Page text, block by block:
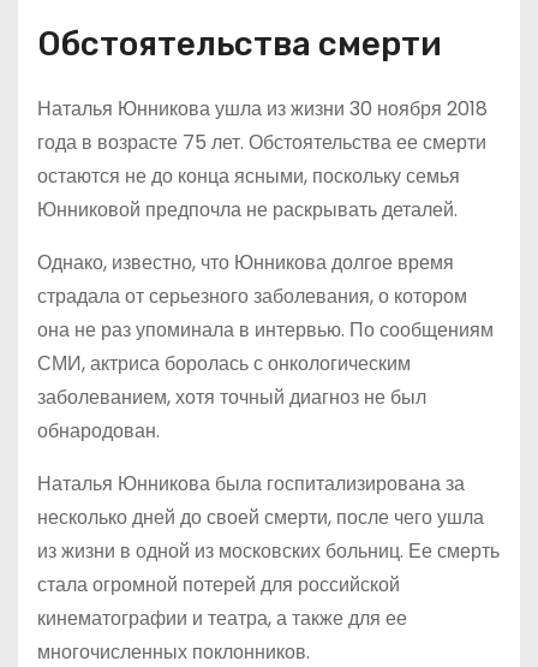
Обстоятельства смерти
Наталья Юнникова ушла из жизни 30 ноября 2018
года в возрасте 75 лет. Обстоятельства ее смерти
остаются не до конца ясными, поскольку семья
Юнниковой предпочла не раскрывать деталей.
Однако, известно, что Юнникова долгое время
страдала от серьезного заболевания, о котором
она не раз упоминала в интервью. По сообщениям
СМИ, актриса боролась с онкологическим
заболеванием, хотя точный диагноз не был
обнародован.
Наталья Юнникова была госпитализирована за
несколько дней до своей смерти, после чего ушла
из жизни в одной из московских больниц. Ее смерть
стала огромной потерей для российской
кинематографии и театра, а также для ее
многочисленных поклонников.